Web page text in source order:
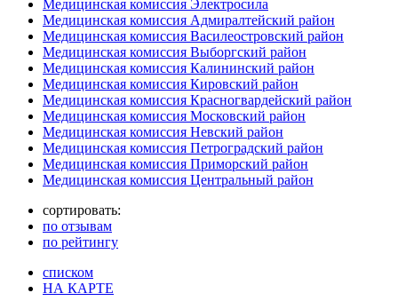
Медицинская комиссия Электросила
Медицинская комиссия Адмиралтейский район
Медицинская комиссия Василеостровский район
Медицинская комиссия Выборгский район
Медицинская комиссия Калининский район
Медицинская комиссия Кировский район
Медицинская комиссия Красногвардейский район
Медицинская комиссия Московский район
Медицинская комиссия Невский район
Медицинская комиссия Петроградский район
Медицинская комиссия Приморский район
Медицинская комиссия Центральный район
сортировать:
по отзывам
по рейтингу
списком
НА КАРТЕ